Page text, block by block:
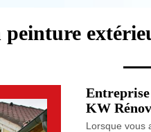
peinture
Entreprise
KW
Lorsque vous